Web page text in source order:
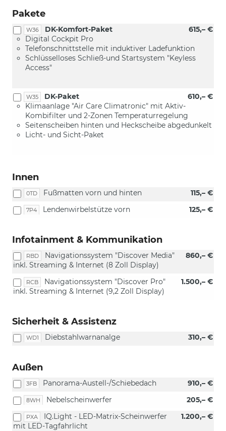
Pakete
W36 615,– €
DK-Komfort-Paket
Digital Cockpit Pro
Telefonschnittstelle mit induktiver Ladefunktion
Schlüsselloses Schließ-und Startsystem "Keyless
Access"
W35 610,– €
DK-Paket
Klimaanlage "Air Care Climatronic" mit Aktiv-
Kombifilter und 2-Zonen Temperaturregelung
Seitenscheiben hinten und Heckscheibe abgedunkelt
Licht- und Sicht-Paket
Innen
0TD 115,– €
Fußmatten vorn und hinten
7P4 125,– €
Lendenwirbelstütze vorn
Infotainment & Kommunikation
RBD 860,– €
Navigationssystem "Discover Media"
inkl. Streaming & Internet (8 Zoll Display)
RCB 1.500,– €
Navigationssystem "Discover Pro"
inkl. Streaming & Internet (9,2 Zoll Display)
Sicherheit & Assistenz
WD1 310,– €
Diebstahlwarnanalge
Außen
3FB 910,– €
Panorama-Austell-/Schiebedach
8WH 205,– €
Nebelscheinwerfer
PXA 1.200,– €
IQ.Light - LED-Matrix-Scheinwerfer
mit LED-Tagfahrlicht